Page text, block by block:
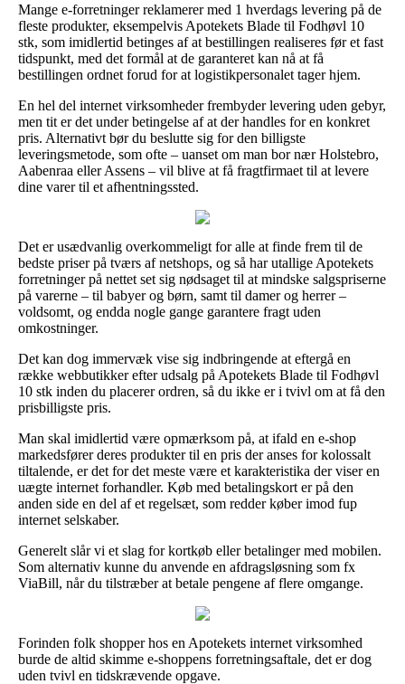
Mange e-forretninger reklamerer med 1 hverdags levering på de
fleste produkter, eksempelvis Apotekets Blade til Fodhøvl 10
stk, som imidlertid betinges af at bestillingen realiseres før et fast
tidspunkt, med det formål at de garanteret kan nå at få
bestillingen ordnet forud for at logistikpersonalet tager hjem.
En hel del internet virksomheder frembyder levering uden gebyr,
men tit er det under betingelse af at der handles for en konkret
pris. Alternativt bør du beslutte sig for den billigste
leveringsmetode, som ofte – uanset om man bor nær Holstebro,
Aabenraa eller Assens – vil blive at få fragtfirmaet til at levere
dine varer til et afhentningssted.
Det er usædvanlig overkommeligt for alle at finde frem til de
bedste priser på tværs af netshops, og så har utallige Apotekets
forretninger på nettet set sig nødsaget til at mindske salgspriserne
på varerne – til babyer og børn, samt til damer og herrer –
voldsomt, og endda nogle gange garantere fragt uden
omkostninger.
Det kan dog immervæk vise sig indbringende at eftergå en
række webbutikker efter udsalg på Apotekets Blade til Fodhøvl
10 stk inden du placerer ordren, så du ikke er i tvivl om at få den
prisbilligste pris.
Man skal imidlertid være opmærksom på, at ifald en e-shop
markedsfører deres produkter til en pris der anses for kolossalt
tiltalende, er det for det meste være et karakteristika der viser en
uægte internet forhandler. Køb med betalingskort er på den
anden side en del af et regelsæt, som redder køber imod fup
internet selskaber.
Generelt slår vi et slag for kortkøb eller betalinger med mobilen.
Som alternativ kunne du anvende en afdragsløsning som fx
ViaBill, når du tilstræber at betale pengene af flere omgange.
Forinden folk shopper hos en Apotekets internet virksomhed
burde de altid skimme e-shoppens forretningsaftale, det er dog
uden tvivl en tidskrævende opgave.